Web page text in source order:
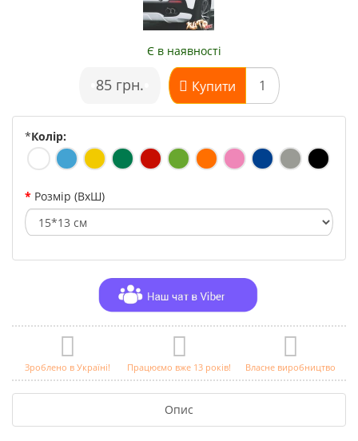
Є в наявності
85 грн. Купити
*Колір:
Розмір (ВхШ)
Зроблено в Україні! Працюємо вже 13 років! Власне виробництво
Опис